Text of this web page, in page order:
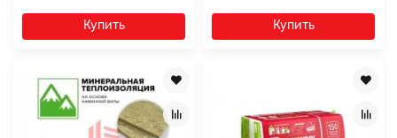
Купить Купить
Заявка на расчет ×